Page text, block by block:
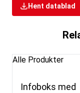
Hent datablad
Alle Produkter
Infoboks med